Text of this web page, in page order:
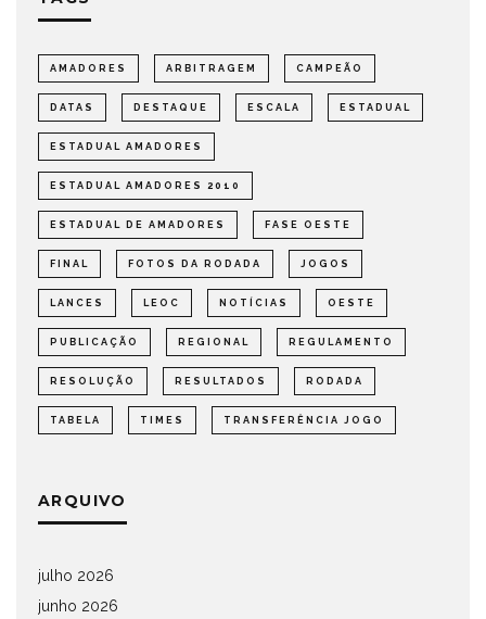
AMADORES ARBITRAGEM CAMPEÃO
DATAS DESTAQUE ESCALA ESTADUAL
ESTADUAL AMADORES
ESTADUAL AMADORES 2010
ESTADUAL DE AMADORES FASE OESTE
FINAL FOTOS DA RODADA JOGOS
LANCES LEOC NOTÍCIAS OESTE
PUBLICAÇÃO REGIONAL REGULAMENTO
RESOLUÇÃO RESULTADOS RODADA
TABELA TIMES TRANSFERÊNCIA JOGO
ARQUIVO
julho 2026
junho 2026